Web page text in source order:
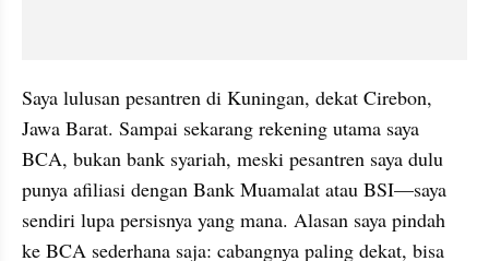
Saya lulusan pesantren di Kuningan, dekat Cirebon,
Jawa Barat. Sampai sekarang rekening utama saya
BCA, bukan bank syariah, meski pesantren saya dulu
punya afiliasi dengan Bank Muamalat atau BSI—saya
sendiri lupa persisnya yang mana. Alasan saya pindah
ke BCA sederhana saja: cabangnya paling dekat, bisa